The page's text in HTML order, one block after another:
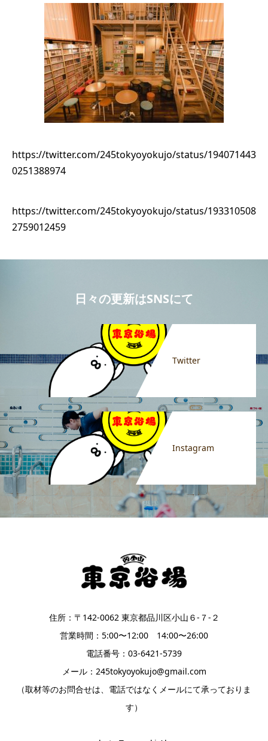
https://twitter.com/245tokyoyokujo/status/194071443
0251388974
https://twitter.com/245tokyoyokujo/status/193310508
2759012459
日々の更新はSNSにて
Twitter
Instagram
住所：〒142-0062 東京都品川区小山６-７-２
営業時間：5:00〜12:00 14:00〜26:00
電話番号：03-6421-5739
メール：245tokyoyokujo@gmail.com
（取材等のお問合せは、電話ではなくメールにて承っておりま
す）